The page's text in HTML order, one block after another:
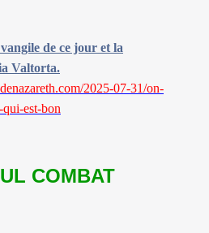
de ce jour et la
Valtorta.
2025-07-31/on-
qui-est-bon
COMBAT